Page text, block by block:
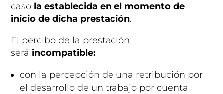
caso la establecida en el momento de
inicio de dicha prestación.
El percibo de la prestación
será incompatible:
con la percepción de una retribución por
el desarrollo de un trabajo por cuenta